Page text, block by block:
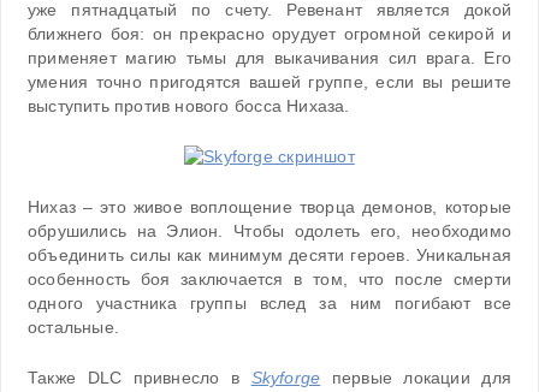
уже пятнадцатый по счету. Ревенант является докой
ближнего боя: он прекрасно орудует огромной секирой и
применяет магию тьмы для выкачивания сил врага. Его
умения точно пригодятся вашей группе, если вы решите
выступить против нового босса Нихаза.
Нихаз – это живое воплощение творца демонов, которые
обрушились на Элион. Чтобы одолеть его, необходимо
объединить силы как минимум десяти героев. Уникальная
особенность боя заключается в том, что после смерти
одного участника группы вслед за ним погибают все
остальные.
Также DLC привнесло в Skyforge первые локации для